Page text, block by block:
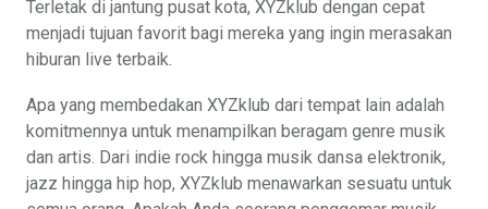
Terletak di jantung pusat kota, XYZklub dengan cepat
menjadi tujuan favorit bagi mereka yang ingin merasakan
hiburan live terbaik.
Apa yang membedakan XYZklub dari tempat lain adalah
komitmennya untuk menampilkan beragam genre musik
dan artis. Dari indie rock hingga musik dansa elektronik,
jazz hingga hip hop, XYZklub menawarkan sesuatu untuk